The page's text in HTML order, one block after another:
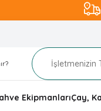
EkipmanlarıÇay,